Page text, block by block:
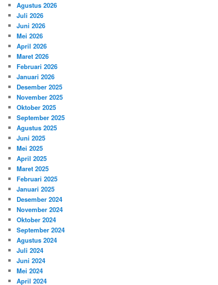
Agustus 2026
Juli 2026
Juni 2026
Mei 2026
April 2026
Maret 2026
Februari 2026
Januari 2026
Desember 2025
November 2025
Oktober 2025
September 2025
Agustus 2025
Juni 2025
Mei 2025
April 2025
Maret 2025
Februari 2025
Januari 2025
Desember 2024
November 2024
Oktober 2024
September 2024
Agustus 2024
Juli 2024
Juni 2024
Mei 2024
April 2024